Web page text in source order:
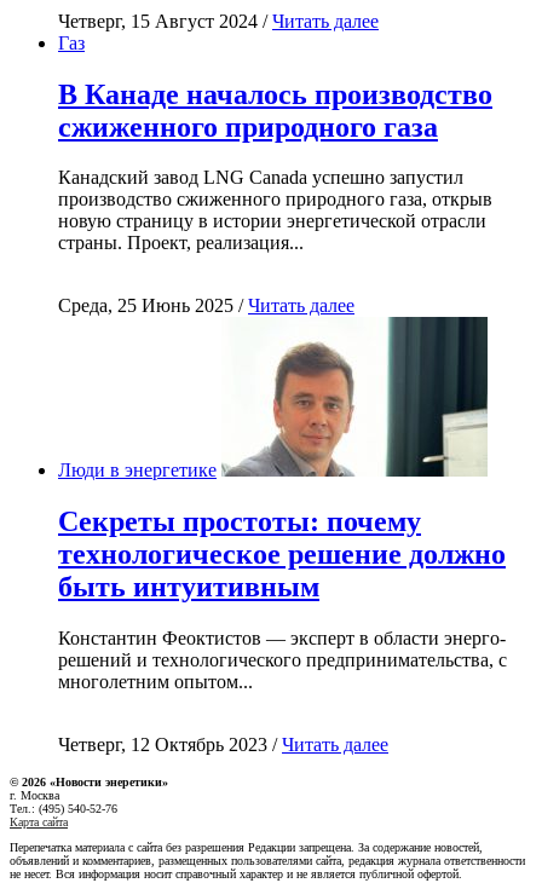
Четверг, 15 Август 2024 /Читать далее
Газ
В Канаде началось производство
сжиженного природного газа
Канадский завод LNG Canada успешно запустил
производство сжиженного природного газа, открыв
новую страницу в истории энергетической отрасли
страны. Проект, реализация...
Среда, 25 Июнь 2025 /Читать далее
Люди в энергетике
Секреты простоты: почему
технологическое решение должно
быть интуитивным
Константин Феоктистов — эксперт в области энерго-
решений и технологического предпринимательства, с
многолетним опытом...
Четверг, 12 Октябрь 2023 /Читать далее
© 2026 «Новости энеретики»
г. Москва
Тел.: (495) 540-52-76
Карта сайта
Перепечатка материала с сайта без разрешения Редакции запрещена. За содержание новостей,
объявлений и комментариев, размещенных пользователями сайта, редакция журнала ответственности
не несет. Вся информация носит справочный характер и не является публичной офертой.